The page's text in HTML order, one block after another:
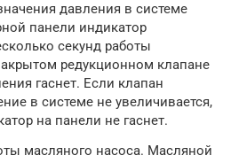
давления в системе
панели индикатор
секунд работы
редукционном клапане
гаснет. Если клапан
в системе не увеличивается,
на панели не гаснет.
масляного насоса. Масляной